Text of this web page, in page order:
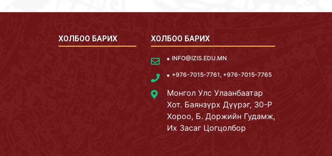
ХОЛБОО БАРИХ ХОЛБОО БАРИХ
INFO@IZIS.EDU.MN
+976-7015-7761, +976-7015-7765
Монгол Улс Улаанбаатар
Хот. Баянзүрх Дүүрэг, 30-Р
Хороо, Б. Доржийн Гудамж,
Их Засаг Цогцолбор